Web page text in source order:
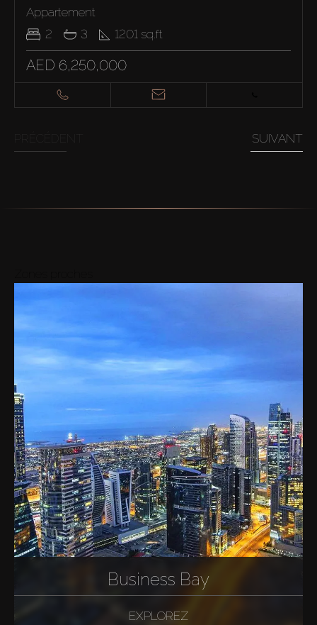
Appartement
2
3 1201 sq.ft
AED 6,250,000
SUIVANT
Business Bay
EXPLOREZ